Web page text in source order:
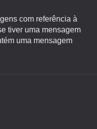
com referência à
tiver uma mensagem
uma mensagem